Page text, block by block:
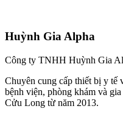
Huỳnh Gia Alpha
Công ty TNHH Huỳnh Gia
Chuyên cung cấp thiết bị y tế
bệnh viện, phòng khám và
Cửu Long từ năm 2013.